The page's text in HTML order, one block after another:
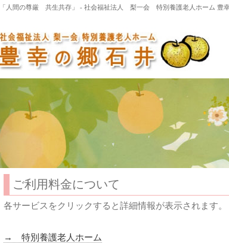
「人間の尊厳 共生共存」 - 社会福祉法人 梨一会 特別養護老人ホーム 豊
ご利用料金について
各サービスをクリックすると詳細情報が表示されます。
→ 特別養護老人ホーム